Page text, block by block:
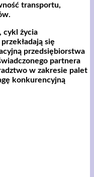
transportu,
cykl życia
się
przedsiębiorstwa
partnera
w zakresie palet
konkurencyjną